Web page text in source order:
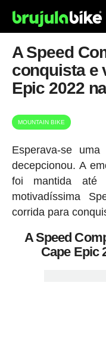
A Speed
conquista e
Epic 2022
MOUNTAIN BIKE
Esperava-se
decepcionou. A
foi mantida até
motivadíssima
corrida para
A Speed
Cape Epic